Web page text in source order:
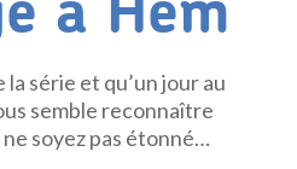
à Hem
série et qu’un jour au
semble reconnaître
soyez pas étonné…